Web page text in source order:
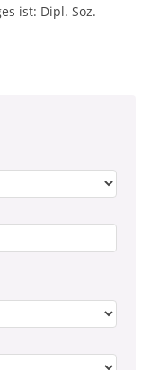
ist: Dipl. Soz.